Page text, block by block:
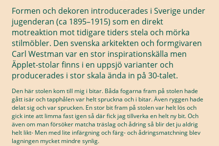
Formen och dekoren introducerades i Sverige under
jugenderan (ca 1895–1915) som en direkt
motreaktion mot tidigare tiders stela och mörka
stilmöbler. Den svenska arkitekten och formgivaren
Carl Westman var en stor inspirationskälla men
Äpplet-stolar finns i en uppsjö varianter och
producerades i stor skala ända in på 30-talet.
Den här stolen kom till mig i bitar. Båda fogarna fram på stolen hade
gått isär och tapphålen var helt spruckna och i bitar. Även ryggen hade
delat sig och var sprucken. En stor bit fram på stolen var helt lös och
gick inte att limma fast igen så där fick jag tillverka en helt ny bit. Och
även om man försöker matcha träslag och ådring så blir det ju aldrig
helt likt- Men med lite infärgning och färg- och ådringsmatchning blev
lagningen mycket mindre synlig.